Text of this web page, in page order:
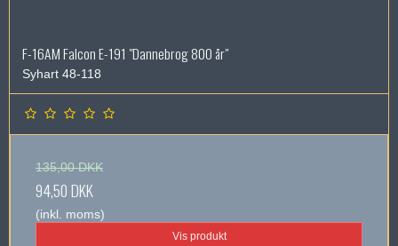
F-16AM Falcon E-191 "Dannebrog 800 år"
Syhart 48-118
135,00 DKK
94,50 DKK
(inkl. moms)
Vis produkt